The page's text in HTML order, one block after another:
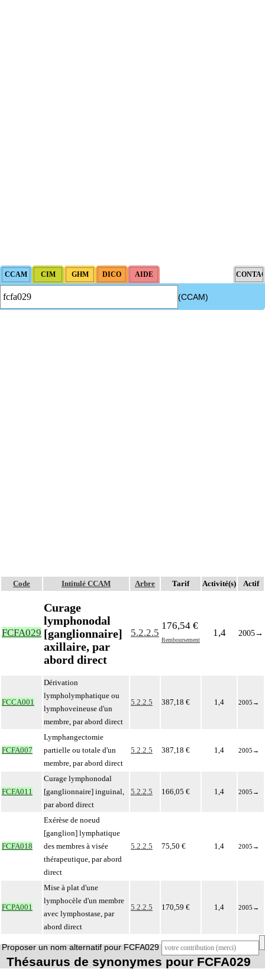
(CCAM)
Code Intitulé CCAM Arbre Tarif Activité(s) Actif
FCFA029
Curage
lymphonodal
[ganglionnaire]
axillaire, par
abord direct
5.2.2.5
176,54 €
Remboursement
1,4 2005→
FCCA001
Dérivation
lympholymphatique ou
lymphoveineuse d'un
membre, par abord direct
5.2.2.5 387,18 € 1,4 2005 →
FCFA007
Lymphangectomie
partielle ou totale d'un
membre, par abord direct
5.2.2.5 387,18 € 1,4 2005 →
FCFA011
Curage lymphonodal
[ganglionnaire] inguinal,
par abord direct
5.2.2.5 166,05 € 1,4 2005 →
FCFA018
Exérèse de noeud
[ganglion] lymphatique
des membres à visée
thérapeutique, par abord
direct
5.2.2.5 75,50 € 1,4 2005 →
FCPA001
Mise à plat d'une
lymphocèle d'un membre
avec lymphostase, par
abord direct
5.2.2.5 170,59 € 1,4 2005 →
Proposer un nom alternatif pour FCFA029
Thésaurus de synonymes pour FCFA029